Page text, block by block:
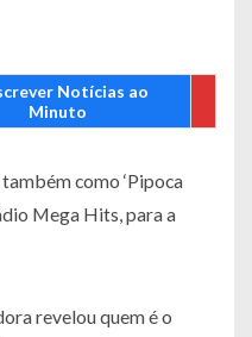
Notícias ao
Minuto
como ‘Pipoca
Mega Hits, para a
revelou quem é o